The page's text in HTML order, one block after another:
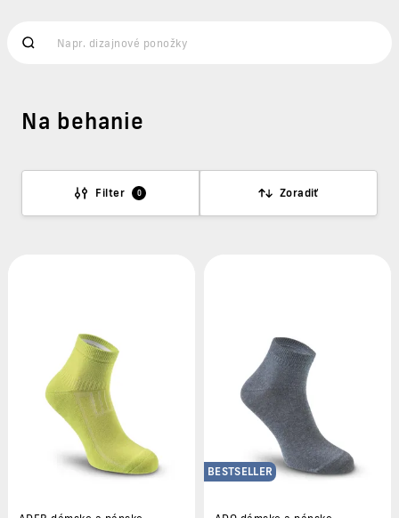
Na behanie
Filter 0 Zoradiť
BESTSELLER